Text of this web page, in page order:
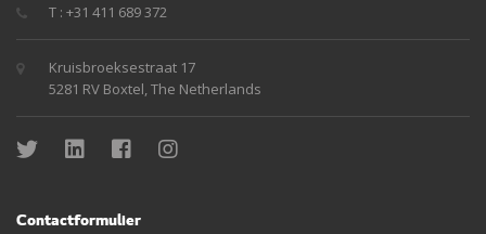
T : +31 411 689 372
Kruisbroeksestraat 17
5281 RV Boxtel, The Netherlands
Contactformulier